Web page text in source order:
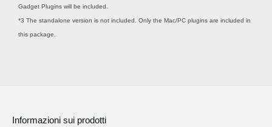
Gadget Plugins will be included.
*3 The standalone version is not included. Only the Mac/PC plugins are included in
this package.
Informazioni sui prodotti